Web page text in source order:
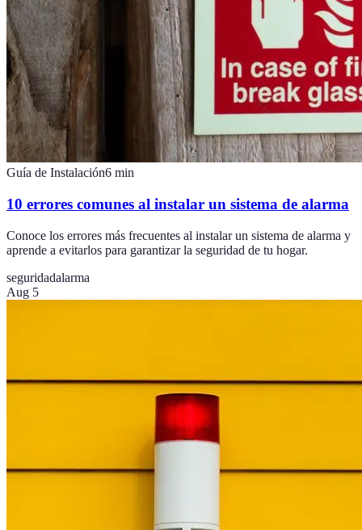
Guía de Instalación6 min
10 errores comunes al instalar un sistema de alarma
Conoce los errores más frecuentes al instalar un sistema de alarma y
aprende a evitarlos para garantizar la seguridad de tu hogar.
seguridadalarma
Aug 5